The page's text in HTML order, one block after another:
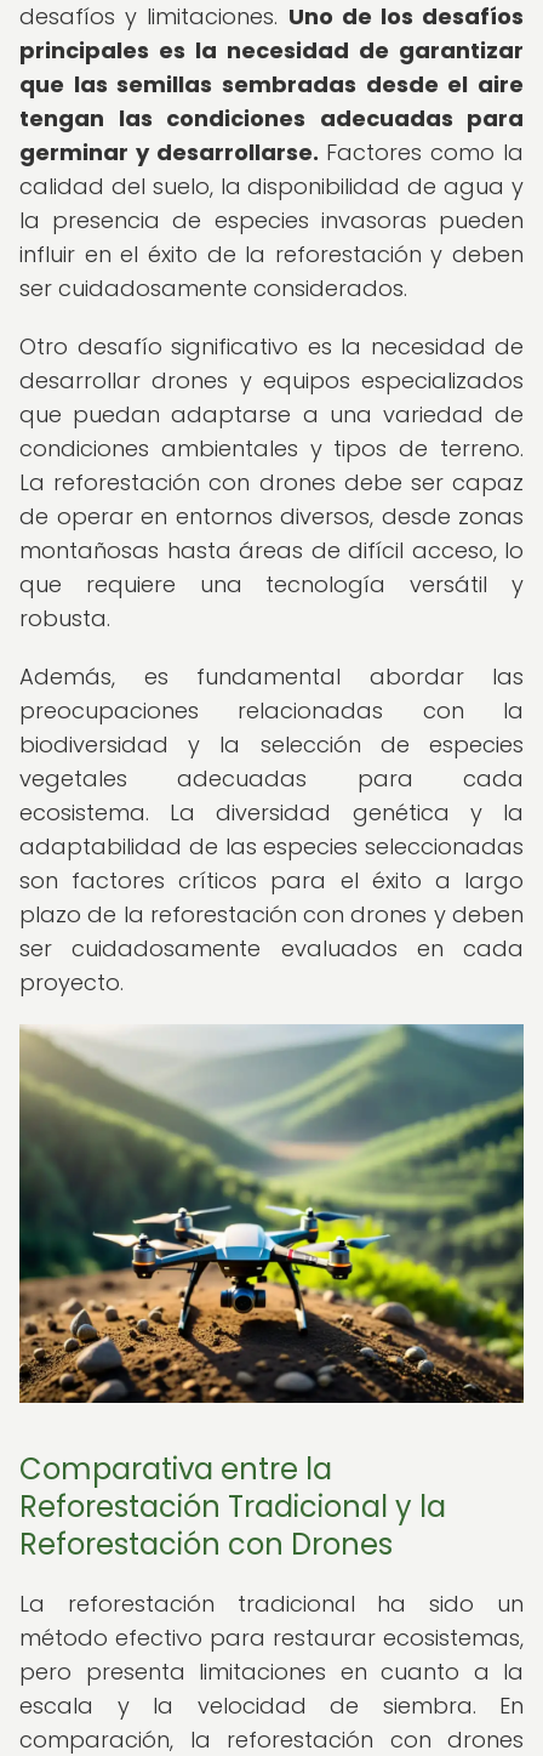
desafíos y limitaciones. Uno de los desafíos
principales es la necesidad de garantizar
que las semillas sembradas desde el aire
tengan las condiciones adecuadas para
germinar y desarrollarse. Factores como la
calidad del suelo, la disponibilidad de agua y
la presencia de especies invasoras pueden
influir en el éxito de la reforestación y deben
ser cuidadosamente considerados.
Otro desafío significativo es la necesidad de
desarrollar drones y equipos especializados
que puedan adaptarse a una variedad de
condiciones ambientales y tipos de terreno.
La reforestación con drones debe ser capaz
de operar en entornos diversos, desde zonas
montañosas hasta áreas de difícil acceso, lo
que requiere una tecnología versátil y
robusta.
Además, es fundamental abordar las
preocupaciones relacionadas con la
biodiversidad y la selección de especies
vegetales adecuadas para cada
ecosistema. La diversidad genética y la
adaptabilidad de las especies seleccionadas
son factores críticos para el éxito a largo
plazo de la reforestación con drones y deben
ser cuidadosamente evaluados en cada
proyecto.
Comparativa entre la
Reforestación Tradicional y la
Reforestación con Drones
La reforestación tradicional ha sido un
método efectivo para restaurar ecosistemas,
pero presenta limitaciones en cuanto a la
escala y la velocidad de siembra. En
comparación, la reforestación con drones